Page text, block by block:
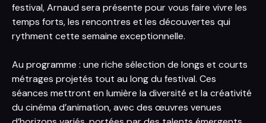
festival, Arnaud sera présente pour vous faire vivre les
temps forts, les rencontres et les découvertes qui
rythment cette semaine exceptionnelle.
Au programme : une riche sélection de longs et courts
métrages projetés tout au long du festival. Ces
séances mettront en lumière la diversité et la créativité
du cinéma d’animation, avec des œuvres venues